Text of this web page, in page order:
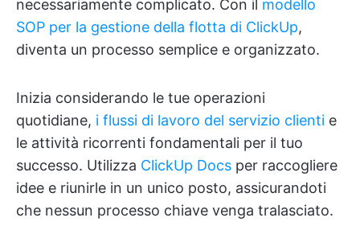
necessariamente complicato. Con il modello
SOP per la gestione della flotta di ClickUp,
diventa un processo semplice e organizzato.
Inizia considerando le tue operazioni
quotidiane, i flussi di lavoro del servizio clienti e
le attività ricorrenti fondamentali per il tuo
successo. Utilizza ClickUp Docs per raccogliere
idee e riunirle in un unico posto, assicurandoti
che nessun processo chiave venga tralasciato.